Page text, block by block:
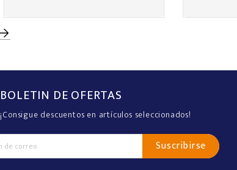
BOLETIN DE OFERTAS
¡Consigue descuentos en artículos seleccionados!